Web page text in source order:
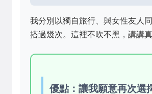
我分別以獨自旅行、與女性友人
搭過幾次。這裡不吹不黑，講講真
優點：讓我願意再次選